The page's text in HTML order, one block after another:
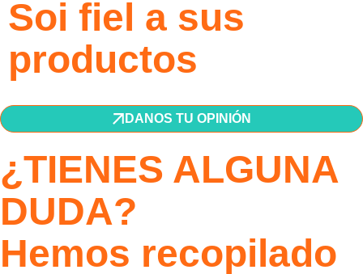
Soi fiel a sus
productos
DANOS TU OPINIÓN
¿TIENES ALGUNA
DUDA?
Hemos recopilado